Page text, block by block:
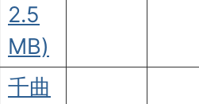
2.5
MB)
千曲